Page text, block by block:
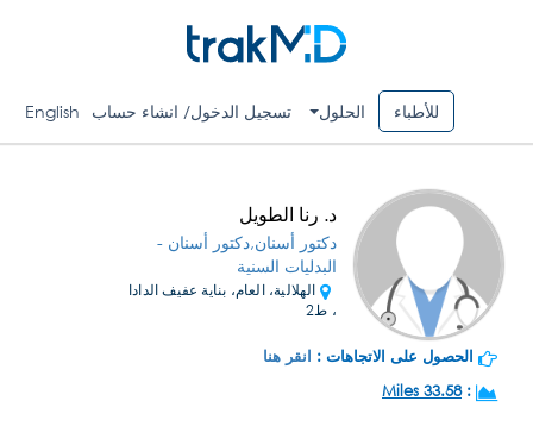
للأطباء الحلول تسجيل الدخول/ انشاء حساب English
د. رنا الطويل
دكتور أسنان,دكتور أسنان -
البدليات السنية
الهلالية، العام، بناية عفيف الدادا
، ط2
الحصول على الاتجاهات : انقر هنا
:
33.58 Miles